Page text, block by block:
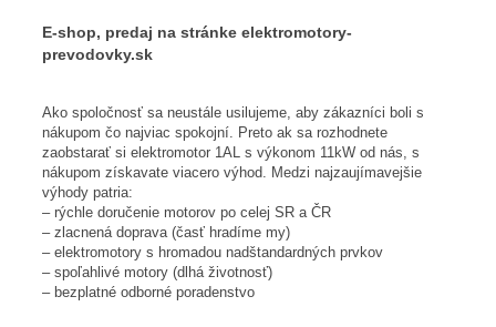
E-shop, predaj na stránke elektromotory-
prevodovky.sk
Ako spoločnosť sa neustále usilujeme, aby zákazníci boli s
nákupom čo najviac spokojní. Preto ak sa rozhodnete
zaobstarať si elektromotor 1AL s výkonom 11kW od nás, s
nákupom získavate viacero výhod. Medzi najzaujímavejšie
výhody patria:
– rýchle doručenie motorov po celej SR a ČR
– zlacnená doprava (časť hradíme my)
– elektromotory s hromadou nadštandardných prvkov
– spoľahlivé motory (dlhá životnosť)
– bezplatné odborné poradenstvo